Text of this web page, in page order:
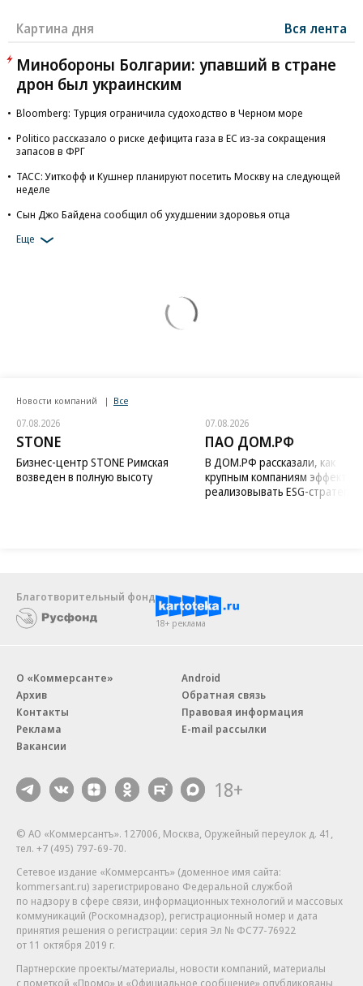
Картина дня Вся лента
Минобороны Болгарии: упавший в стране
дрон был украинским
Bloomberg: Турция ограничила судоходство в Черном море
Politico рассказало о риске дефицита газа в ЕС из-за сокращения
запасов в ФРГ
ТАСС: Уиткофф и Кушнер планируют посетить Москву на следующей
неделе
Сын Джо Байдена сообщил об ухудшении здоровья отца
Еще
Новости компаний Все
07.08.2026
STONE
Бизнес-центр STONE Римская
возведен в полную высоту
07.08.2026
ПАО ДОМ.РФ
В ДОМ.РФ рассказали, как
крупным компаниям
реализовывать ESG-стратегию
Благотворительный фонд
18+ реклама
О «Коммерсанте»
Архив
Контакты
Реклама
Вакансии
Android
Обратная связь
Правовая информация
E-mail рассылки
18+
© АО «Коммерсантъ». 127006, Москва, Оружейный переулок д. 41,
тел. +7 (495) 797-69-70.
Сетевое издание «Коммерсантъ» (доменное имя сайта:
kommersant.ru) зарегистрировано Федеральной службой
по надзору в сфере связи, информационных технологий и массовых
коммуникаций (Роскомнадзор), регистрационный номер и дата
принятия решения о регистрации: серия Эл № ФС77-76922
от 11 октября 2019 г.
Партнерские проекты/материалы, новости компаний, материалы
с пометкой «Промо» и «Официальное сообщение» опубликованы